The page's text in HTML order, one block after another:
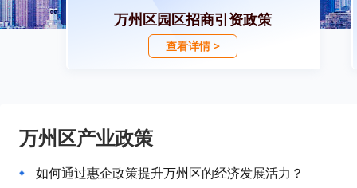
万州区园区招商引资政策
查看详情 >
万州区产业政策
如何通过惠企政策提升万州区的经济发展活力？